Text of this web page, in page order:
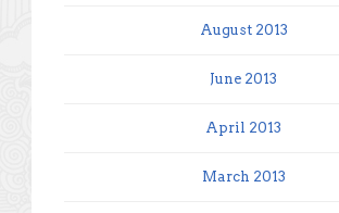
August 2013
June 2013
April 2013
March 2013